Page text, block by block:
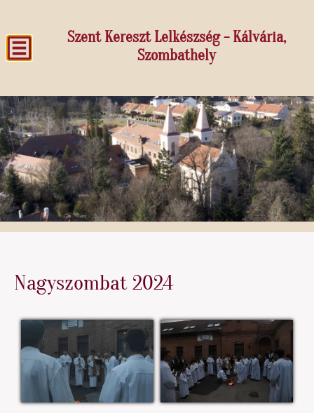
Szent Kereszt Lelkészség - Kálvária,
Szombathely
Nagyszombat 2024